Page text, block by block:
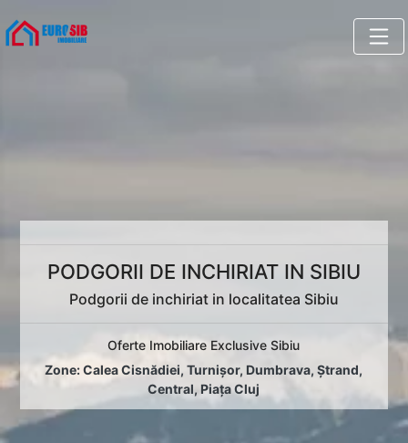
PODGORII DE INCHIRIAT IN SIBIU
Podgorii de inchiriat in localitatea Sibiu
Oferte Imobiliare Exclusive Sibiu
Zone:Calea Cisnădiei,Turnișor, Dumbrava,Ștrand,
Central,Piața Cluj